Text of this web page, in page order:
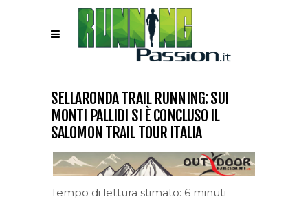
SELLARONDA TRAIL RUNNING: SUI
MONTI PALLIDI SI È CONCLUSO IL
SALOMON TRAIL TOUR ITALIA
Tempo di lettura stimato: 6 minuti